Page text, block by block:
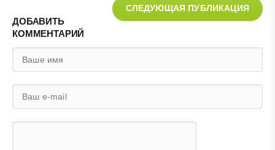
СЛЕДУЮЩАЯ ПУБЛИКАЦИЯ
ДОБАВИТЬ
КОММЕНТАРИЙ